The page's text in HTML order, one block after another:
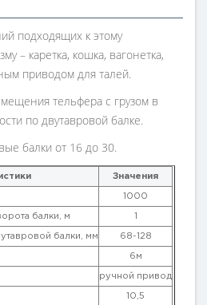
подходящих к этому
– каретка, кошка, вагонетка,
приводом для талей.
тельфера с грузом в
по двутавровой балке.
балки от 16 до 30.
Значения
1000
балки, м 1
балки, мм 68-128
6м
ручной привод
10,5